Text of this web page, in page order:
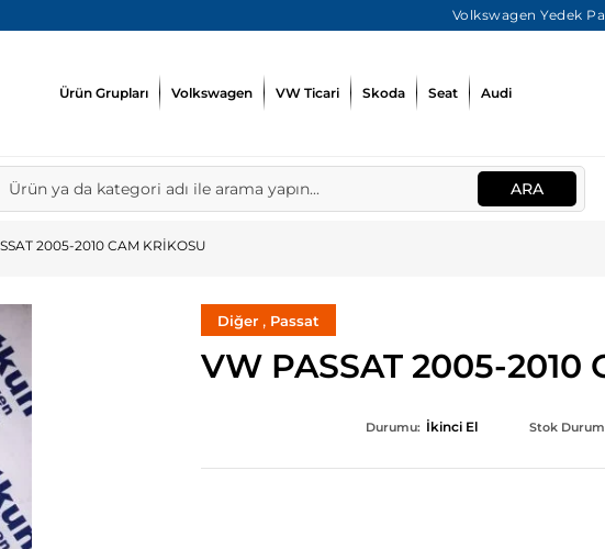
Volkswagen Yedek
Ürün Grupları Volkswagen VW Ticari Skoda Seat Audi
ARA
2005-2010 CAM KRİKOSU
Diğer , Passat
VW PASSAT 2005-2010
Durumu: İkinci El Stok